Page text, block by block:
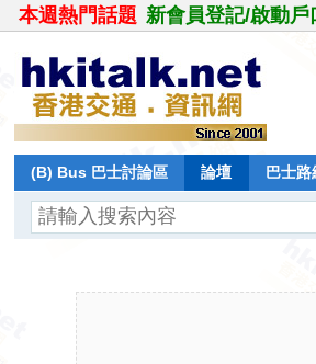
本週熱門話題 新會員登記/啟動戶
(B) Bus 巴士討論區 論壇 巴士